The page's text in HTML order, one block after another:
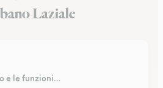
Laziale
e le funzioni…